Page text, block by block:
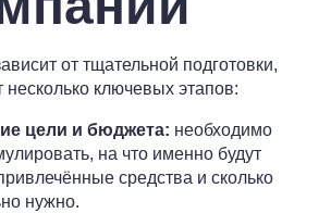
от тщательной подготовки,
несколько ключевых этапов:
цели и бюджета: необходимо
на что именно будут
средства и сколько
нужно.